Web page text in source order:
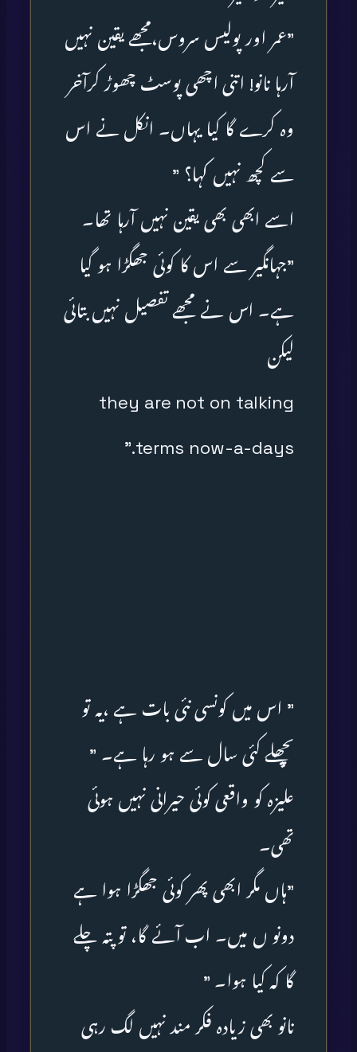
”عمر اور پولیس سروس،مجھے یقین نہیں
آرہا نانو! اتنی اچھی پوسٹ چھوڑ کرآخر
وہ کرے گا کیا یہاں۔ انکل نے اس
سے کچھ نہیں کہا؟ ”
اسے ابھی بھی یقین نہیں آرہا تھا۔
”جہانگیر سے اس کا کوئی جھگڑا ہو گیا
ہے۔ اس نے مجھے تفصیل نہیں بتائی
لیکن
they are not on talking
terms now-a-days.”
” اس میں کونسی نئی بات ہے ،یہ تو
پچھلے کئی سال سے ہو رہا ہے۔ ”
علیزہ کو واقعی کوئی حیرانی نہیں ہوئی
تھی۔
”ہاں مگر ابھی پھر کوئی جھگڑا ہوا ہے
دونو ں میں۔ اب آئے گا، تو پتہ چلے
گا کہ کیا ہوا۔ ”
نانو بھی زیادہ فکر مند نہیں لگ رہی